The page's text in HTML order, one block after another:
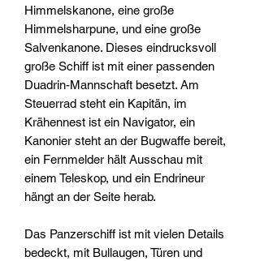
Himmelskanone, eine große
Himmelsharpune, und eine große
Salvenkanone. Dieses eindrucksvoll
große Schiff ist mit einer passenden
Duadrin-Mannschaft besetzt. Am
Steuerrad steht ein Kapitän, im
Krähennest ist ein Navigator, ein
Kanonier steht an der Bugwaffe bereit,
ein Fernmelder hält Ausschau mit
einem Teleskop, und ein Endrineur
hängt an der Seite herab.
Das Panzerschiff ist mit vielen Details
bedeckt, mit Bullaugen, Türen und